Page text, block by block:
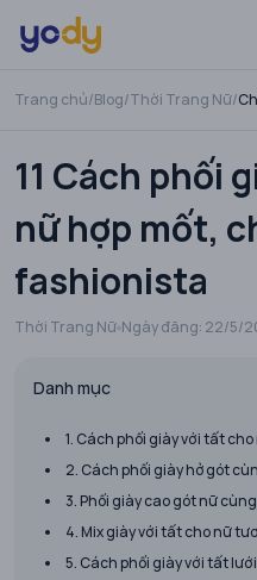
Trang chủ/Blog/Thời Trang Nữ/
11 Cách phối
nữ hợp mốt,
fashionista
Thời Trang Nữ Ngày đăng: 22/5/
Danh mục
1. Cách phối giày với tất
2. Cách phối giày hở gót
3. Phối giày cao gót nữ
4. Mix giày với tất cho nữ
5. Cách phối giày với tất